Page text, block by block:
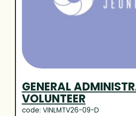
GENERAL
VOLUNTEER
code: VINLMTV26-09-D